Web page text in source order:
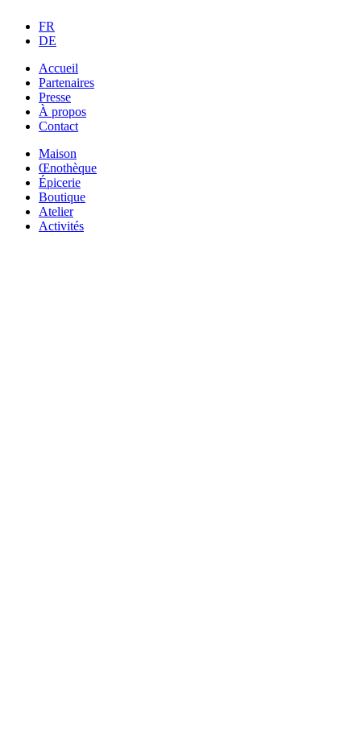
FR
DE
Accueil
Partenaires
Presse
À propos
Contact
Maison
Œnothèque
Épicerie
Boutique
Atelier
Activités